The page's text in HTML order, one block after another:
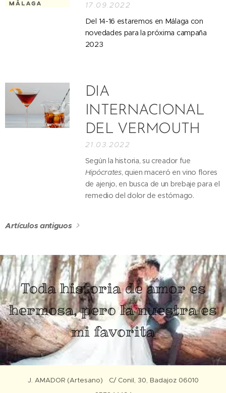
17.09.2022
Del 14-16 estaremos en Málaga con
novedades para la próxima campaña
2023
DIA
INTERNACIONAL
DEL VERMOUTH
21.03.2022
Según la historia, su creador fue
Hipócrates, quien maceró en vino flores
de ajenjo, en busca de un brebaje para el
remedio del dolor de estómago.
Artículos antiguos
Toda historia de amor es
hermosa, pero la nuestra es
mi favorita
J. AMADOR (Artesano) C/ Conil, 30, Badajoz 06010